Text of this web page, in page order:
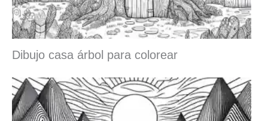
Dibujo casa árbol para colorear